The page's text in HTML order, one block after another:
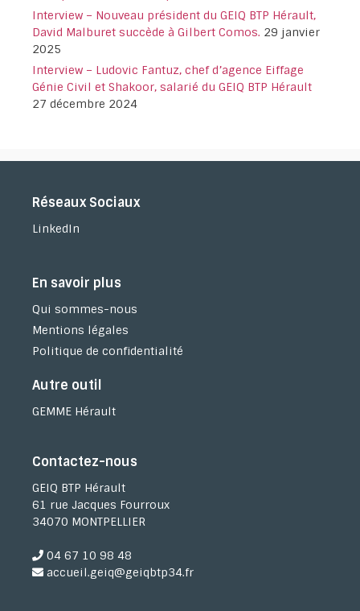
Interview – Nouveau président du GEIQ BTP Hérault,
David Malburet succède à Gilbert Comos. 29 janvier
2025
Interview – Ludovic Fantuz, chef d’agence Eiffage
Génie Civil et Shakoor, salarié du GEIQ BTP Hérault
27 décembre 2024
Réseaux Sociaux
LinkedIn
En savoir plus
Qui sommes-nous
Mentions légales
Politique de confidentialité
Autre outil
GEMME Hérault
Contactez-nous
GEIQ BTP Hérault
61 rue Jacques Fourroux
34070 MONTPELLIER
04 67 10 98 48
accueil.geiq@geiqbtp34.fr